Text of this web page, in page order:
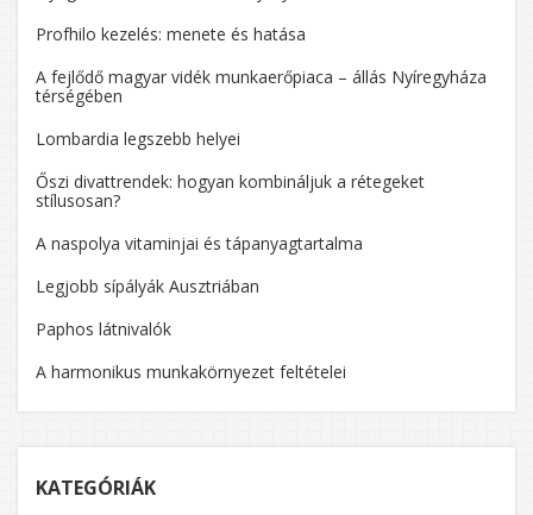
Profhilo kezelés: menete és hatása
A fejlődő magyar vidék munkaerőpiaca – állás Nyíregyháza
térségében
Lombardia legszebb helyei
Őszi divattrendek: hogyan kombináljuk a rétegeket
stílusosan?
A naspolya vitaminjai és tápanyagtartalma
Legjobb sípályák Ausztriában
Paphos látnivalók
A harmonikus munkakörnyezet feltételei
KATEGÓRIÁK